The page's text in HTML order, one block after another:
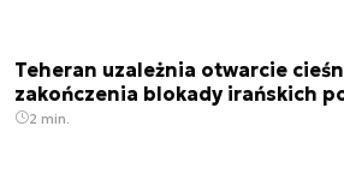
Teheran uzależnia otwarcie
zakończenia blokady irańskich
2 min.